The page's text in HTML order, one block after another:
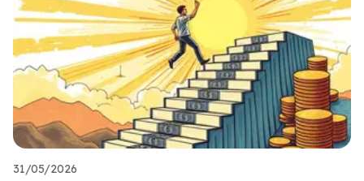
31/05/2026